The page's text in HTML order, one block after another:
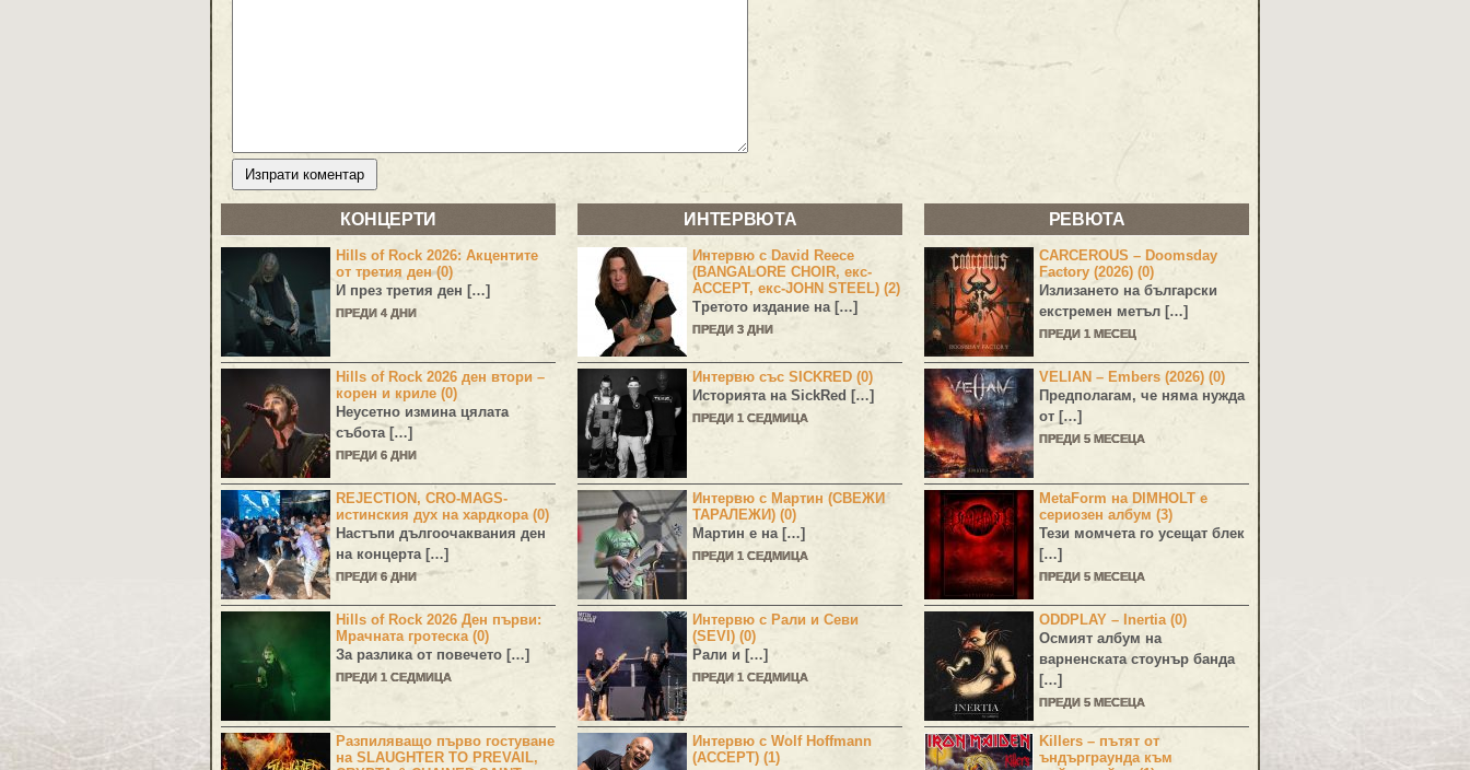
КОНЦЕРТИ
Hills of Rock 2026: Акцентите
от третия ден (0)
И през третия ден […]
ПРЕДИ 4 ДНИ
Hills of Rock 2026 ден втори –
корен и криле (0)
Неусетно измина цялата
събота […]
ПРЕДИ 6 ДНИ
REJECTION, CRO-MAGS-
истинския дух на хардкора (0)
Настъпи дългоочаквания ден
на концерта […]
ПРЕДИ 6 ДНИ
Hills of Rock 2026 Ден първи:
Мрачната гротеска (0)
За разлика от повечето […]
ПРЕДИ 1 СЕДМИЦА
Разпиляващо първо гостуване
на SLAUGHTER TO PREVAIL,
ИНТЕРВЮТА
Интервю с David Reece
(BANGALORE CHOIR, екс-
ACCEPT, екс-JOHN STEEL) (2)
Третото издание на […]
ПРЕДИ 3 ДНИ
Интервю със SICKRED (0)
Историята наSickRed […]
ПРЕДИ 1 СЕДМИЦА
Интервю с Мартин (СВЕЖИ
ТАРАЛЕЖИ) (0)
Мартин е на […]
ПРЕДИ 1 СЕДМИЦА
Интервю с Рали и Севи
(SEVI) (0)
Рали и […]
ПРЕДИ 1 СЕДМИЦА
Интервю с Wolf Hoffmann
(ACCEPT) (1)
РЕВЮТА
CARCEROUS – Doomsday
Factory (2026) (0)
Излизането на български
екстремен метъл […]
ПРЕДИ 1 МЕСЕЦ
VELIAN – Embers (2026) (0)
Предполагам, че няма нужда
от […]
ПРЕДИ 5 МЕСЕЦА
MetaForm на DIMHOLT е
сериозен албум (3)
Тези момчета го усещат блек
[…]
ПРЕДИ 5 МЕСЕЦА
ODDPLAY – Inertia (0)
Осмият албум на
варненската стоунър банда
[…]
ПРЕДИ 5 МЕСЕЦА
Killers – пътят от
ъндърграунда към